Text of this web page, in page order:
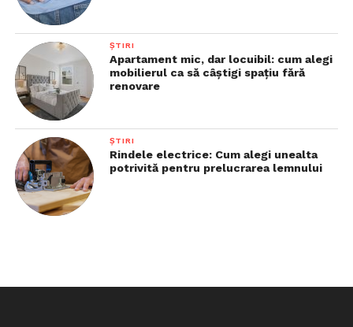
ȘTIRI
Apartament mic, dar locuibil: cum alegi
mobilierul ca să câștigi spațiu fără
renovare
ȘTIRI
Rindele electrice: Cum alegi unealta
potrivită pentru prelucrarea lemnului